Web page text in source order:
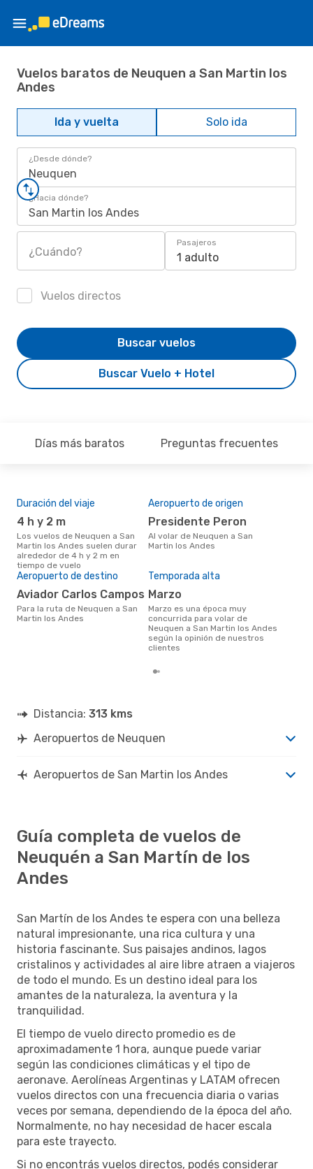
Vuelos baratos de Neuquen a San Martin los
Andes
Ida y vuelta Solo ida
¿Desde dónde?
Neuquen
¿Hacia dónde?
San Martin los Andes
¿Cuándo?
Pasajeros
1 adulto
Vuelos directos
Buscar Vuelo + Hotel
Buscar vuelos
Días más baratos Preguntas frecuentes
Duración del viaje
4 h y 2 m
Los vuelos de Neuquen a San
Martin los Andes suelen durar
alrededor de 4 h y 2 m en
tiempo de vuelo
Aeropuerto de origen
Presidente Peron
Al volar de Neuquen a San
Martin los Andes
Aeropuerto de destino
Aviador Carlos Campos
Para la ruta de Neuquen a San
Martin los Andes
Temporada alta
marzo
marzo es una época muy
concurrida para volar de
Neuquen a San Martin los Andes
según la opinión de nuestros
clientes
Distancia: 313 kms
Aeropuertos de Neuquen
Aeropuertos de San Martin los Andes
Guía completa de vuelos de
Neuquén a San Martín de los
Andes
San Martín de los Andes te espera con una belleza
natural impresionante, una rica cultura y una
historia fascinante. Sus paisajes andinos, lagos
cristalinos y actividades al aire libre atraen a viajeros
de todo el mundo. Es un destino ideal para los
amantes de la naturaleza, la aventura y la
tranquilidad.
El tiempo de vuelo directo promedio es de
aproximadamente 1 hora, aunque puede variar
según las condiciones climáticas y el tipo de
aeronave. Aerolíneas Argentinas y LATAM ofrecen
vuelos directos con una frecuencia diaria o varias
veces por semana, dependiendo de la época del año.
Normalmente, no hay necesidad de hacer escala
para este trayecto.
Si no encontrás vuelos directos, podés considerar